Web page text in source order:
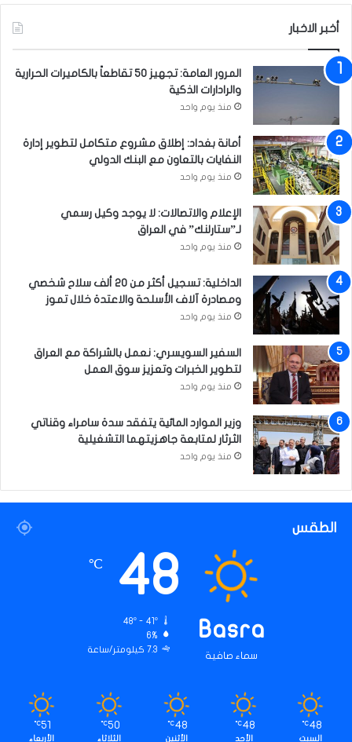
أخبر الاخبار
المرور العامة: تجهيز 50 تقاطعاً بالكاميرات الحرارية
والرادارات الذكية
منذ يوم واحد
أمانة بغداد: إطلاق مشروع متكامل لتطوير إدارة
النفايات بالتعاون مع البنك الدولي
منذ يوم واحد
الإعلام والاتصالات: لا يوجد وكيل رسمي
لـ”ستارلنك” في العراق
منذ يوم واحد
الداخلية: تسجيل أكثر من 20 ألف سلاح شخصي
ومصادرة آلاف الأسلحة والاعتدة خلال تموز
منذ يوم واحد
السفير السويسري: نعمل بالشراكة مع العراق
لتطوير الخبرات وتعزيز سوق العمل
منذ يوم واحد
وزير الموارد المائية يتفقد سدة سامراء وقناتي
الثرثار لمتابعة جاهزيتهما التشغيلية
منذ يوم واحد
الطقس
Basra
سماء صافية
48
℃
48º - 41º
6%
7.3 كيلومتر/ساعة
48
℃
السبت
48
℃
الأحد
48
℃
الأثنين
50
℃
الثلاثاء
51
℃
الأربعاء